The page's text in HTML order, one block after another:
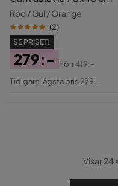
Röd / Gul / Orange
(2)
SE PRISET!
Pris
279:-
Original
Förr419:-
Tidigare lägsta pris 279:-
Visar24